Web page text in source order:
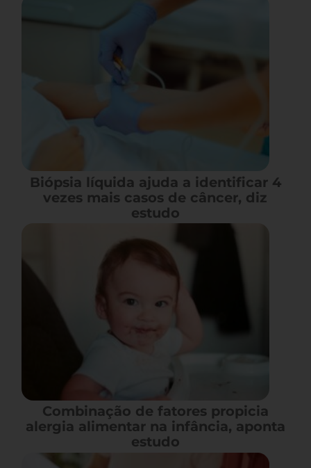
Biópsia líquida ajuda a identificar 4
vezes mais casos de câncer, diz
estudo
Combinação de fatores propicia
alergia alimentar na infância, aponta
estudo